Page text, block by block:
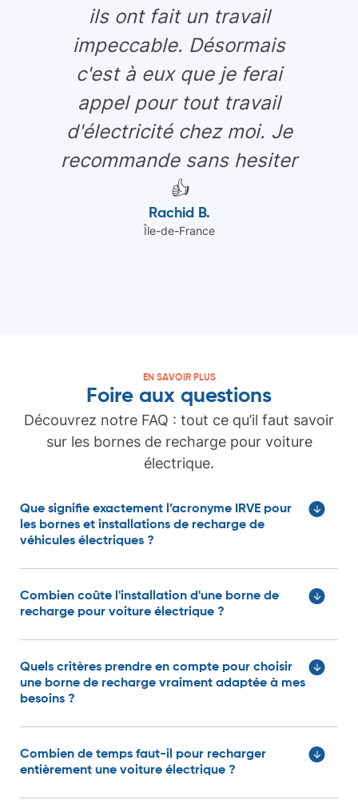
ils ont fait un travail
impeccable. Désormais
c'est à eux que je ferai
appel pour tout travail
d'électricité chez moi. Je
recommande sans hesiter
👍
Rachid B.
Île-de-France
Aurélie P.
Patrick C.
EN SAVOIR PLUS
Foire aux questions
Découvrez notre FAQ : tout ce qu’il faut savoir
sur les bornes de recharge pour voiture
électrique.
Que signifie exactement l’acronyme IRVE pour
les bornes et installations de recharge de
véhicules électriques ?
Combien coûte l'installation d'une borne de
recharge pour voiture électrique ?
Quels critères prendre en compte pour choisir
une borne de recharge vraiment adaptée à mes
besoins ?
Combien de temps faut-il pour recharger
entièrement une voiture électrique ?